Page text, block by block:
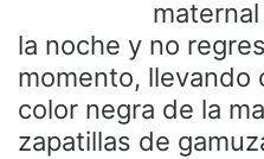
la noche y no
momento, llevando
color negra de la
zapatillas de